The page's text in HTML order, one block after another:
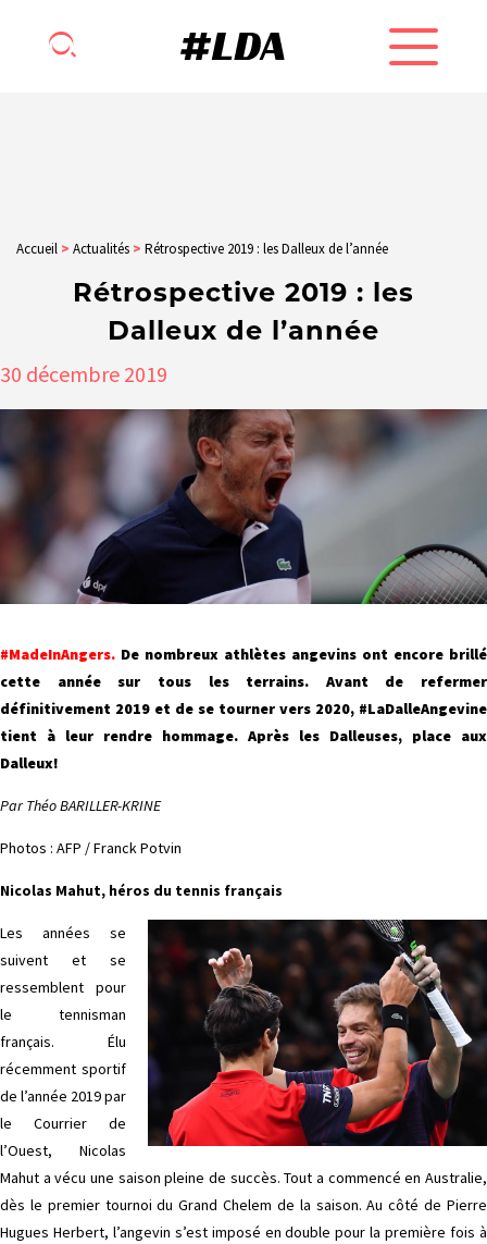
Accueil > Actualités > Rétrospective 2019 : les Dalleux de l’année
Rétrospective 2019 : les
Dalleux de l’année
30 décembre 2019
#MadeInAngers. De nombreux athlètes angevins ont encore brillé
cette année sur tous les terrains. Avant de refermer
définitivement 2019 et de se tourner vers 2020, #LaDalleAngevine
tient à leur rendre hommage. Après les Dalleuses, place aux
Dalleux!
Par Théo BARILLER-KRINE
Photos : AFP / Franck Potvin
Nicolas Mahut, héros du tennis français
Les années se
suivent et se
ressemblent pour
le tennisman
français. Élu
récemment sportif
de l’année 2019 par
le Courrier de
l’Ouest, Nicolas
Mahut a vécu une saison pleine de succès. Tout a commencé en Australie,
dès le premier tournoi du Grand Chelem de la saison. Au côté de Pierre
Hugues Herbert, l’angevin s’est imposé en double pour la première fois à